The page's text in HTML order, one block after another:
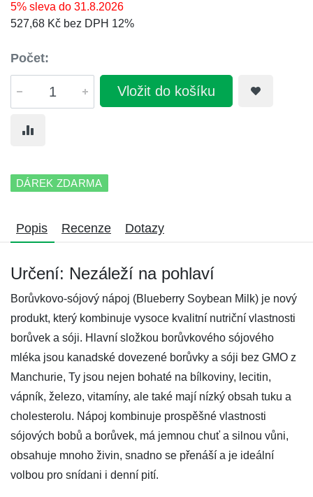
5% sleva do 31.8.2026
527,68 Kč bez DPH 12%
Počet:
Vložit do košíku
DÁREK ZDARMA
Popis Recenze Dotazy
Určení: Nezáleží na pohlaví
Borůvkovo-sójový nápoj (Blueberry Soybean Milk) je nový
produkt, který kombinuje vysoce kvalitní nutriční vlastnosti
borůvek a sóji. Hlavní složkou borůvkového sójového
mléka jsou kanadské dovezené borůvky a sóji bez GMO z
Manchurie, Ty jsou nejen bohaté na bílkoviny, lecitin,
vápník, železo, vitamíny, ale také mají nízký obsah tuku a
cholesterolu. Nápoj kombinuje prospěšné vlastnosti
sójových bobů a borůvek, má jemnou chuť a silnou vůni,
obsahuje mnoho živin, snadno se přenáší a je ideální
volbou pro snídani i denní pití.